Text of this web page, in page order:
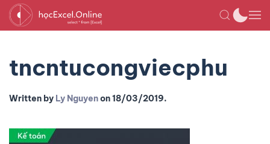
tncntucongviecphu
Written by Ly Nguyenon18/03/2019.